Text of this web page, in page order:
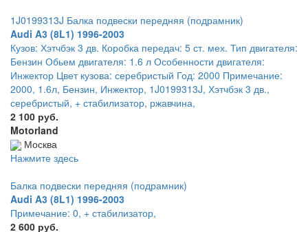
1J0199313J Балка подвески передняя (подрамник)
Audi A3 (8L1) 1996-2003
Кузов: Хэтчбэк 3 дв. Коробка передач: 5 ст. мех. Тип двигателя:
Бензин Обьем двигателя: 1.6 л Особенности двигателя:
Инжектор Цвет кузова: серебристый Год: 2000 Примечание:
2000, 1.6л, Бензин, Инжектор, 1J0199313J, Хэтчбэк 3 дв.,
серебристый, + стабилизатор, ржавчина,
2 100 руб.
Motorland
Москва
Нажмите здесь
Балка подвески передняя (подрамник)
Audi A3 (8L1) 1996-2003
Примечание: 0, + стабилизатор,
2 600 руб.